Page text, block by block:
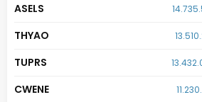
ASELS
THYAO
TUPRS
CWENE